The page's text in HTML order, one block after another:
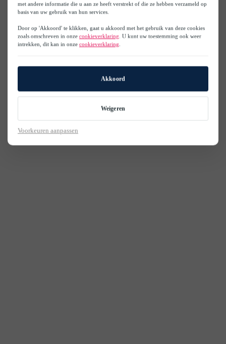
met andere informatie die u aan ze heeft verstrekt of die ze hebben verzameld op
basis van uw gebruik van hun services.
Door op 'Akkoord' te klikken, gaat u akkoord met het gebruik van deze cookies
zoals omschreven in onze cookieverklaring . U kunt uw toestemming ook weer
intrekken, dit kan in onze cookieverklaring.
Akkoord
Weigeren
Voorkeuren aanpassen